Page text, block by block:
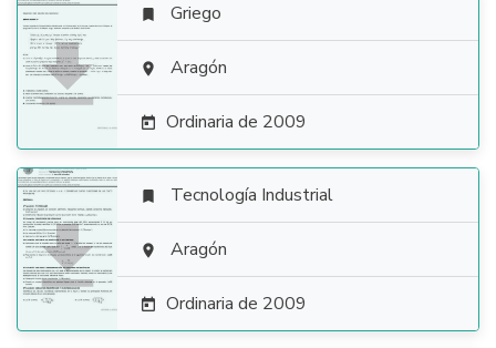

 Griego
 Aragón
 Ordinaria de 2009

 Tecnología Industrial
 Aragón
 Ordinaria de 2009